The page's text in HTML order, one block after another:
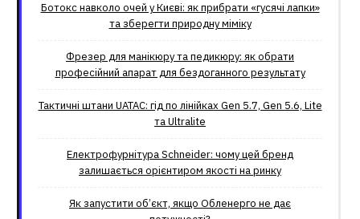
Ботокс навколо очей у Києві: як прибрати «гусячі лапки»
та зберегти природну міміку
Фрезер для манікюру та педикюру: як обрати
професійний апарат для бездоганного результату
Тактичні штани UATAC: гід по лінійках Gen 5.7, Gen 5.6, Lite
та Ultralite
Електрофурнітура Schneider: чому цей бренд
залишається орієнтиром якості на ринку
Як запустити об’єкт, якщо Обленерго не дає